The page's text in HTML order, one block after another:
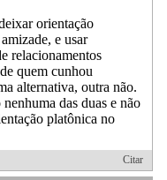
orientação
e usar
relacionamentos
quem cunhou
alternativa, outra não.
das duas e não
platônica no
Citar